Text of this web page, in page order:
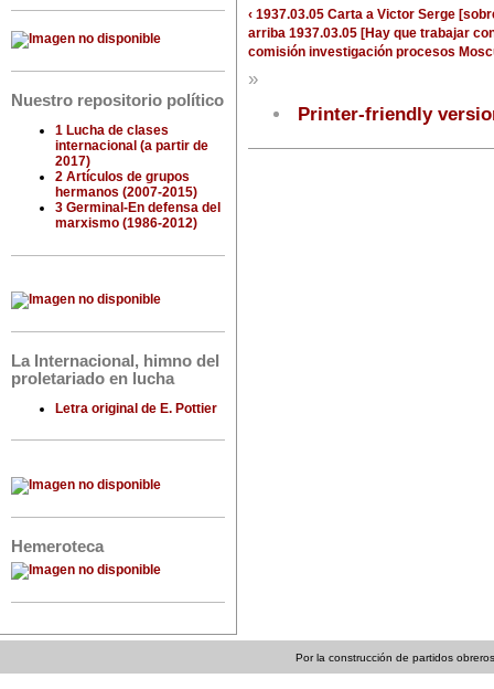
Nuestro repositorio político
1 Lucha de clases
internacional (a partir de
2017)
2 Artículos de grupos
hermanos (2007-2015)
3 Germinal-En defensa del
marxismo (1986-2012)
La Internacional, himno del
proletariado en lucha
Letra original de E. Pottier
Hemeroteca
‹ 1937.03.05 Carta a Victor Serge
arriba 1937.03.05 [Hay que trabajar
comisión investigación procesos
»
Printer-friendly
Por la construcción de partidos